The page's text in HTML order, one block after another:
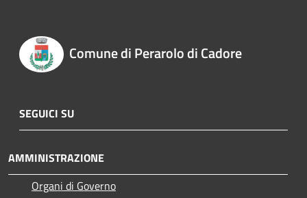
Comune di Perarolo di Cadore
SEGUICI SU
AMMINISTRAZIONE
Organi di Governo